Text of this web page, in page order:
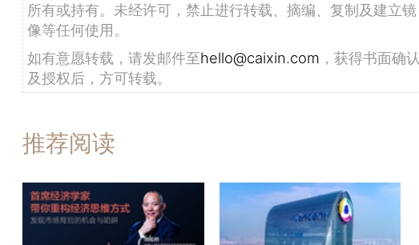
所有或持有。未经许可，禁止进行转载、摘编、复制及建立镜
像等任何使用。
如有意愿转载，请发邮件至hello@caixin.com ，获得书面确认
及授权后，方可转载。
推荐阅读